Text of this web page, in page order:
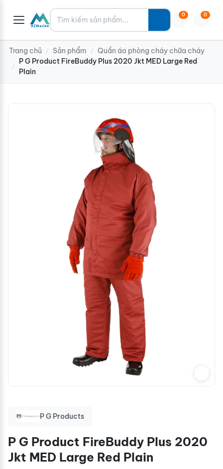
Tìm kiếm 0 0
Trang chủ / Sản phẩm / Quần áo phòng cháy chữa cháy
/
P G Product FireBuddy Plus 2020 Jkt MED Large Red
Plain
P G Products
P G Product FireBuddy Plus 2020
Jkt MED Large Red Plain